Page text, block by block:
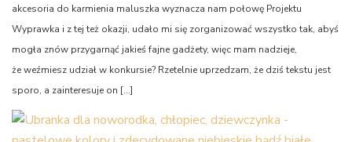
akcesoria do karmienia maluszka wyznacza nam połowę Projektu
Wyprawka i z tej też okazji, udało mi się zorganizować wszystko tak, abyś
mogła znów przygarnąć jakieś fajne gadżety, więc mam nadzieje,
że weźmiesz udział w konkursie? Rzetelnie uprzedzam, że dziś tekstu jest
sporo, a zainteresuje on […]